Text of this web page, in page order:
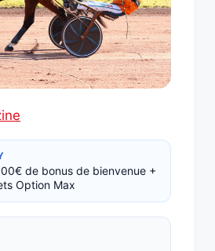
de bonus de bienvenue +
Option Max